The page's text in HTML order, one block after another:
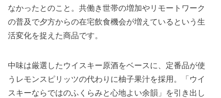
なかったとのこと。共働き世帯の増加やリモートワーク
の普及で夕方からの在宅飲食機会が増えているという生
活変化を捉えた商品です。
中味は厳選したウイスキー原酒をベースに、定番品が使
うレモンスピリッツの代わりに柚子果汁を採用。「ウイ
スキーならではのふくらみと心地よい余韻」を引き出し